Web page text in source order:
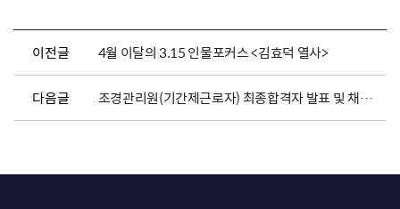
이전글 4월 이달의 3.15 인물포커스 <김효덕 열사>
다음글 조경관리원(기간제근로자) 최종합격자 발표 및 채용서류 제출 안내